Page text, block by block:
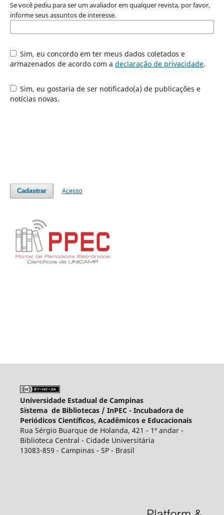
Se você pediu para ser um avaliador em qualquer revista, por favor,
informe seus assuntos de interesse.
Sim, eu concordo em ter meus dados coletados e
armazenados de acordo com a declaração de privacidade.
Sim, eu gostaria de ser notificado(a) de publicações e
notícias novas.
Cadastrar Acesso
Universidade Estadual de Campinas
Sistema de Bibliotecas / InPEC - Incubadora de
Periódicos Científicos, Acadêmicos e Educacionais
Rua Sérgio Buarque de Holanda, 421 - 1º andar -
Biblioteca Central - Cidade Universitária
13083-859 - Campinas - SP - Brasil